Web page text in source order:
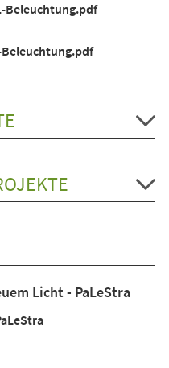
Beleuchtung.pdf
Beleuchtung.pdf
Licht - PaLeStra